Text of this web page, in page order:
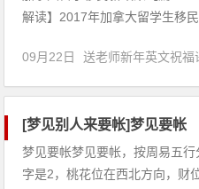
解读】2017年加拿大留学生移
2、给有兄弟姐妹在加拿大的申
3、把申请人小孩的年龄从19岁
09月22日 送老师新年英文祝福
[梦见别人来要帐]梦见要帐
梦见要帐梦见要帐，按周易五
字是2，桃花位在西北方向，财